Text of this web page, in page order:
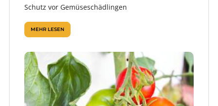
Schutz vor Gemüseschädlingen
MEHR LESEN